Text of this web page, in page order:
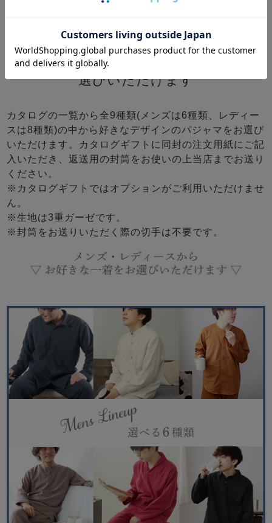
- Step.03 -
選べる9種類！好きなデザイン一つをお
選びいただけます
カタログの一覧から全9種類(メンズは6種類、レディー
スは8種類)の中から好きなデザインのパジャマをお選び
いただけます。カタログギフトに同封の注文用紙にご記
入いただき、返送用の封筒をお使いの上当店までお送り
ください。
※カタログギフトではオプションがご利用いただけませ
ん。
※生地は3重ガーゼです。
※封筒をお送りいただく際の切手は不要です。